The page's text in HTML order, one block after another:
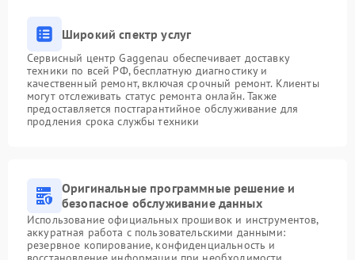
Широкий спектр услуг
Сервисный центр Gaggenau обеспечивает доставку
техники по всей РФ, бесплатную диагностику и
качественный ремонт, включая срочный ремонт. Клиенты
могут отслеживать статус ремонта онлайн. Также
предоставляется постгарантийное обслуживание для
продления срока службы техники
Оригинальные программные решение и
безопасное обслуживание данных
Использование официальных прошивок и инструментов,
аккуратная работа с пользовательскими данными:
резервное копирование, конфиденциальность и